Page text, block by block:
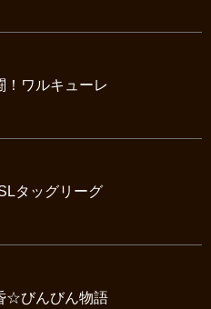
！ワルキューレ
タッグリーグ
☆びんびん物語